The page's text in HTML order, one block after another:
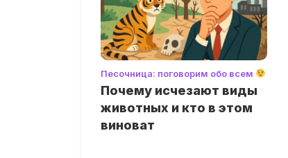
Песочница: поговорим обо всем
Почему исчезают виды
животных и кто в этом
виноват